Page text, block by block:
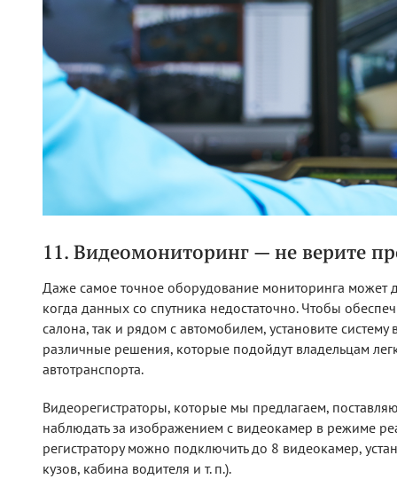
11. Видеомониторинг — не верите
Даже самое точное оборудование мониторинга может
когда данных со спутника недостаточно. Чтобы
салона, так и рядом с автомобилем, установите
различные решения, которые подойдут владельцам
автотранспорта.
Видеорегистраторы, которые мы предлагаем,
наблюдать за изображением с видеокамер в режиме
регистратору можно подключить до 8 видеокамер,
кузов, кабина водителя и т. п.).